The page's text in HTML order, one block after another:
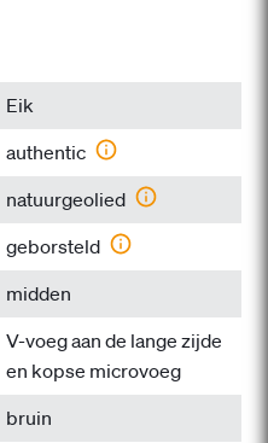
Eik
authentic
natuurgeolied
geborsteld
midden
V-voeg aan de lange zijde
en kopse microvoeg
bruin